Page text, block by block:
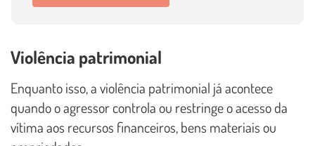
Violência patrimonial
Enquanto isso, a violência patrimonial já acontece
quando o agressor controla ou restringe o acesso da
vítima aos recursos financeiros, bens materiais ou